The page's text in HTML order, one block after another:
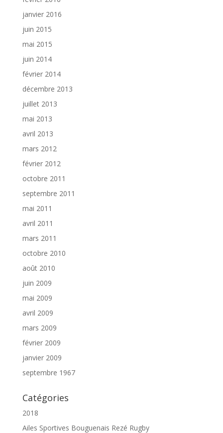
janvier 2016
juin 2015
mai 2015
juin 2014
février 2014
décembre 2013
juillet 2013
mai 2013
avril 2013
mars 2012
février 2012
octobre 2011
septembre 2011
mai 2011
avril 2011
mars 2011
octobre 2010
août 2010
juin 2009
mai 2009
avril 2009
mars 2009
février 2009
janvier 2009
septembre 1967
Catégories
2018
Ailes Sportives Bouguenais Rezé Rugby